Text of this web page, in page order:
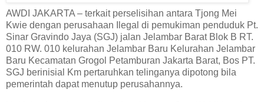
AWDI JAKARTA – terkait perselisihan antara Tjong Mei
Kwie dengan perusahaan Ilegal di pemukiman penduduk Pt.
Sinar Gravindo Jaya (SGJ) jalan Jelambar Barat Blok B RT.
010 RW. 010 kelurahan Jelambar Baru Kelurahan Jelambar
Baru Kecamatan Grogol Petamburan Jakarta Barat, Bos PT.
SGJ berinisial Km pertaruhkan telinganya dipotong bila
pemerintah dapat menutup perusahannya.